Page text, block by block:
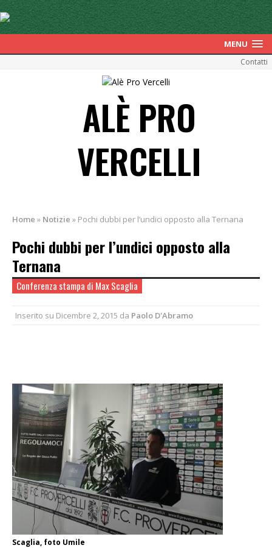
MENU
Contatti
ALÈ PRO
VERCELLI
Home » Notizie » Pochi dubbi per l’undici opposto alla Ternana
Pochi dubbi per l’undici opposto alla
Ternana
Conferenza stampa di Max Scaglia
Inserito su Dicembre 2, 2015 da Paolo D'Abramo
Scaglia, foto Umile